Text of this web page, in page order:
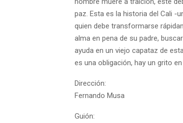
paz. Esta es la historia del Cali -
quien debe transformarse
alma en pena de su padre,
ayuda en un viejo capataz de
es una obligación, hay un grito en
Dirección:
Fernando Musa
Guión: